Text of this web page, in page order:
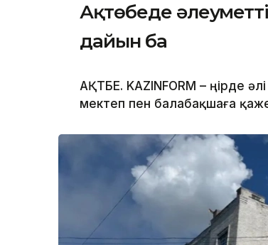
Ақтөбеде
дайын ба
АҚТӨБЕ. KAZINFORM – Өңірде
мектеп пен балабақшаға